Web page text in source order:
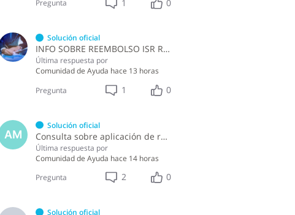
Pregunta
1 0
Solución oficial
INFO SOBRE REEMBOLSO ISR RETENCIONES ASALARIADOS
Última respuesta por
Comunidad de Ayuda hace 13 horas
Pregunta
1 0
AM
Solución oficial
Consulta sobre aplicación de retenciones en la compra de alimentos a persona física
Última respuesta por
Comunidad de Ayuda hace 14 horas
Pregunta
2 0
Solución oficial